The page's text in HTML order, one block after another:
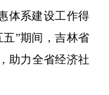
体系建设工作得
”期间，吉林省
助力全省经济社